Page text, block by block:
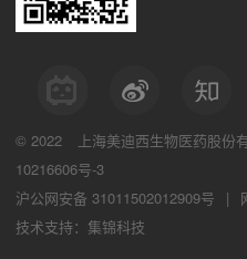
© 2022 上海美迪西生物医药股份
10216606号-3
沪公网安备 31011502012909号
|
技术支持：集锦科技